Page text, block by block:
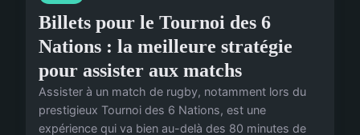
Billets pour le Tournoi des 6
Nations : la meilleure stratégie
pour assister aux matchs
Assister à un match de rugby, notamment lors du
prestigieux Tournoi des 6 Nations, est une
expérience qui va bien au-delà des 80 minutes de